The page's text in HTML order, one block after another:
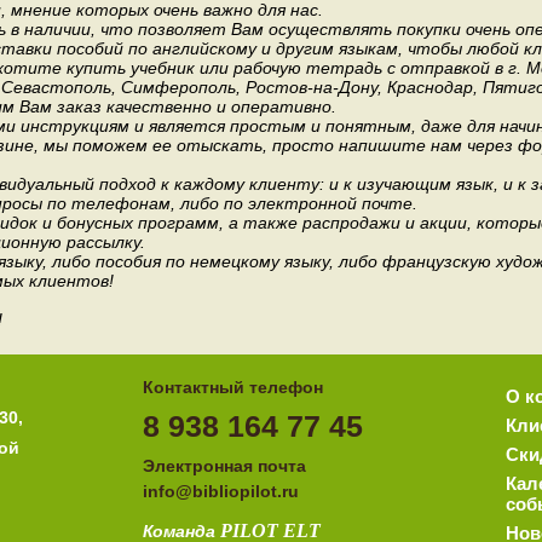
которых очень важно для нас.
наличии, что позволяет Вам осуществлять покупки очень
пособий по английскому и другим языкам, чтобы любой
купить учебник или рабочую тетрадь с отправкой в г.
Симферополь, Ростов-на-Дону, Краснодар,
Вам заказ качественно и оперативно.
инструкциям и является простым и понятным, даже для
мы поможем ее отыскать, просто напишите нам через
подход к каждому клиенту: и к изучающим язык, и к
по телефонам, либо по электронной почте.
и бонусных программ, а также распродажи и акции,
рассылку.
либо пособия по немецкому языку, либо французскую
клиентов!
Контактный телефон
8 938 164 77 45
Электронная почта
info@bibliopilot.ru
Команда PILOT ELT
О